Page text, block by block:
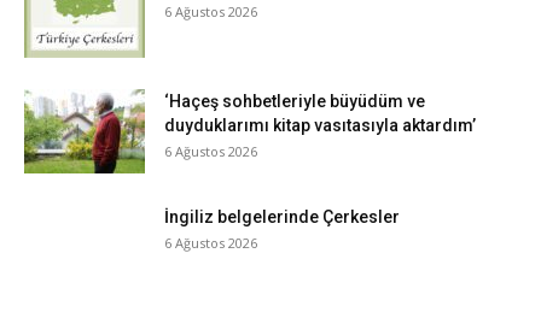
6 Ağustos 2026
‘Haçeş sohbetleriyle büyüdüm ve
duyduklarımı kitap vasıtasıyla aktardım’
6 Ağustos 2026
İngiliz belgelerinde Çerkesler
6 Ağustos 2026